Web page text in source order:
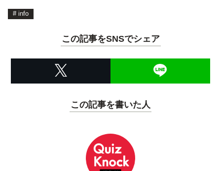
# info
この記事をSNSでシェア
この記事を書いた人